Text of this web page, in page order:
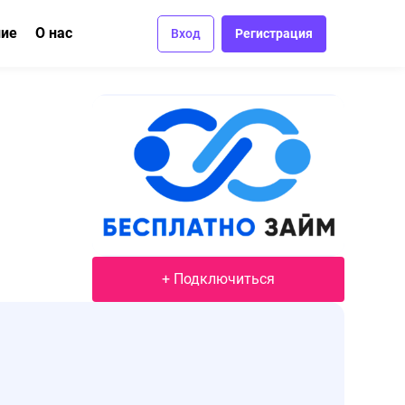
О нас Вход Регистрация
+ Подключиться